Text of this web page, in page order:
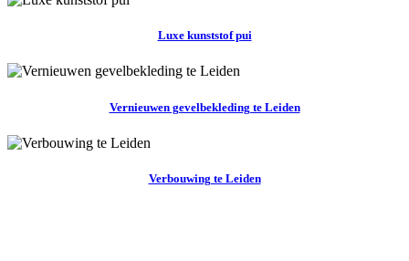
Luxe kunststof pui
Vernieuwen gevelbekleding te Leiden
Verbouwing te Leiden